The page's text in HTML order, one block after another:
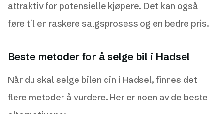
attraktiv for potensielle kjøpere. Det kan også
føre til en raskere salgsprosess og en bedre pris.
Beste metoder for å selge bil i Hadsel
Når du skal selge bilen din i Hadsel, finnes det
flere metoder å vurdere. Her er noen av de beste